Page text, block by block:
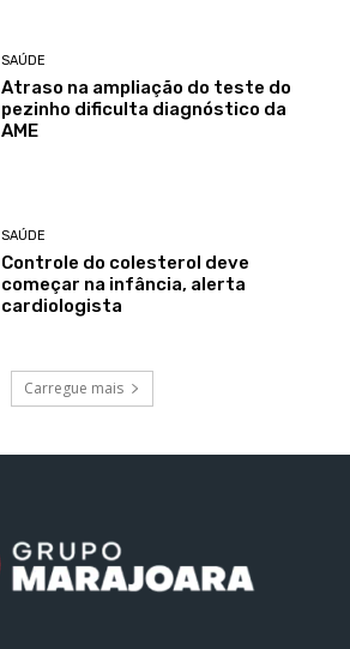
SAÚDE
Atraso na ampliação do teste do
pezinho dificulta diagnóstico da
AME
SAÚDE
Controle do colesterol deve
começar na infância, alerta
cardiologista
Carregue mais